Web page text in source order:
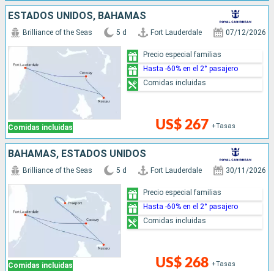
ESTADOS UNIDOS, BAHAMAS
Comidas incluidas
Brilliance of the Seas 5 d Fort Lauderdale 07/12/2026
US$ 267 +Tasas
Precio especial familias
Hasta -60% en el 2° pasajero
Comidas incluidas
BAHAMAS, ESTADOS UNIDOS
Comidas incluidas
Brilliance of the Seas 5 d Fort Lauderdale 30/11/2026
US$ 268 +Tasas
Precio especial familias
Hasta -60% en el 2° pasajero
Comidas incluidas